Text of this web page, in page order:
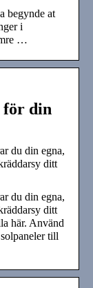
begynde at
i
…
för din
du din egna,
ditt
du din egna,
ditt
här. Använd
till